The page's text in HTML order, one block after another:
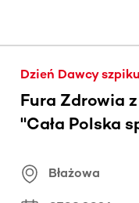
w poziomie.
Dzień Dawcy szpiku
Fura Zdrowia
"Cała Polska
Błażowa